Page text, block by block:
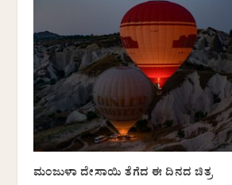
ಮಂಜುಳಾ ದೇಸಾಯಿ ತೆಗೆದ ಈ ದಿನದ ಚಿತ್ರ